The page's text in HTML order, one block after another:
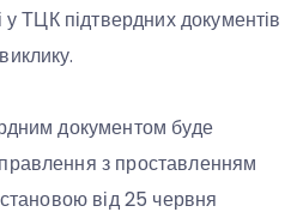
у ТЦК підтвердних документів
документом буде
з проставленням
від 25 червня